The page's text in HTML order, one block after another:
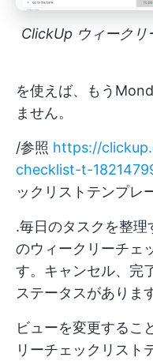
ClickUp ウィークリ
を使えば、もう
ません。
/参照 https://
checklist-t-
ックリストテンプレ
.毎日のタスクを整
のウィークリーチェ
す。キャンセル、完
ステータスがありま
ビューを変更するこ
リーチェックリスト